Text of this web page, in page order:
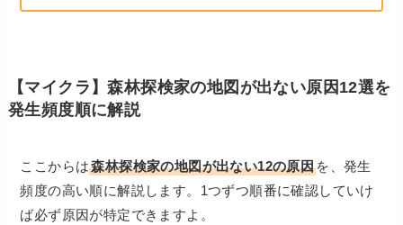
【マイクラ】森林探検家の地図が出ない原因12選を
発生頻度順に解説
ここからは森林探検家の地図が出ない12の原因 を、発生
頻度の高い順に解説します。1つずつ順番に確認していけ
ば必ず原因が特定できますよ。